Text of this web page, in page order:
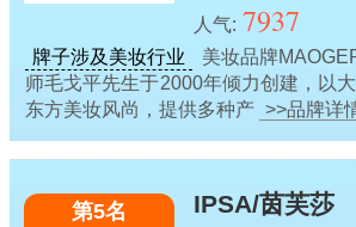
人气: 7937
牌子涉及美妆行业
美妆品牌
师毛戈平先生于2000年倾力创建，以
东方美妆风尚，提供多种产 >>品牌详
第5名 IPSA/茵芙莎